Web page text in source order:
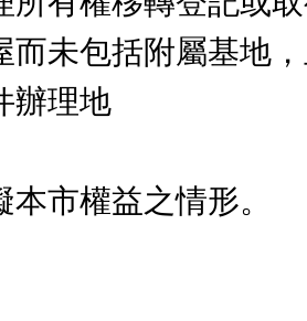
而未包括附屬基地
辦理地
市權益之情形。